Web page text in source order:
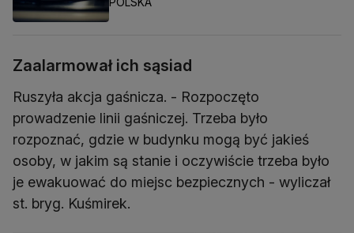
Zaalarmował ich sąsiad
Ruszyła akcja gaśnicza. - Rozpoczęto
prowadzenie linii gaśniczej. Trzeba było
rozpoznać, gdzie w budynku mogą być jakieś
osoby, w jakim są stanie i oczywiście trzeba było
je ewakuować do miejsc bezpiecznych - wyliczał
st. bryg. Kuśmirek.